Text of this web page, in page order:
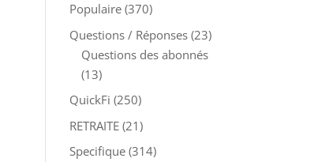
Populaire (370)
Questions / Réponses (23)
Questions des abonnés
(13)
QuickFi (250)
RETRAITE (21)
Specifique (314)